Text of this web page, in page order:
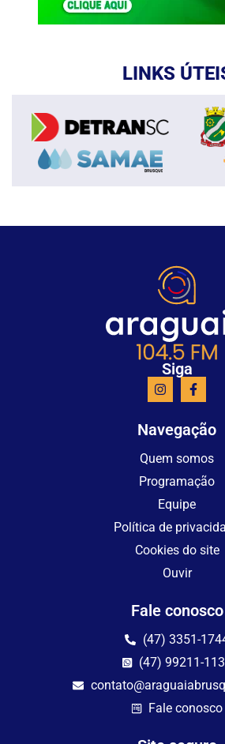
LINKS
Siga
Navegação
Quem somos
Programação
Equipe
Política de
Cookies do site
Ouvir
Fale conosco
(47) 3351-
(47) 99211-
Fale conosco